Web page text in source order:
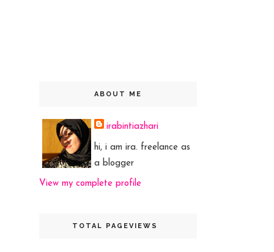
ABOUT ME
irabintiazhari
hi, i am ira. freelance as
a blogger
View my complete profile
TOTAL PAGEVIEWS